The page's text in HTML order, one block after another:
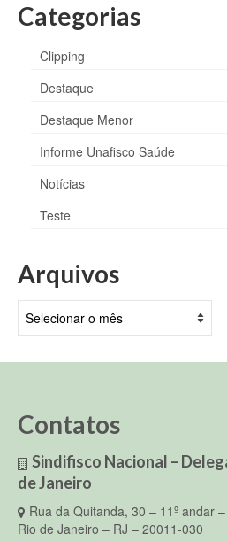
Categorias
Clipping
Destaque
Destaque Menor
Informe Unafisco Saúde
Notícias
Teste
Arquivos
Contatos
Sindifisco Nacional –
de Janeiro
Rua da Quitanda, 30 – 11º andar
Rio de Janeiro – RJ – 20011-030